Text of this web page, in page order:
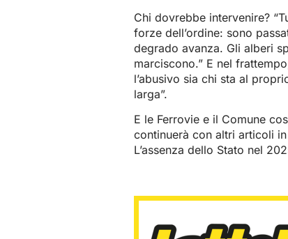
Chi dovrebbe intervenire?
forze dell’ordine: sono
degrado avanza. Gli alberi
marciscono.” E nel
l’abusivo sia chi sta al
larga”.
E le Ferrovie e il Comune
continuerà con altri articoli
L’assenza dello Stato nel